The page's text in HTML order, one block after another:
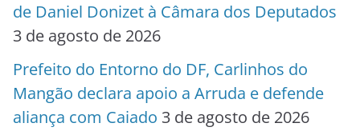
de Daniel Donizet à Câmara dos Deputados
3 de agosto de 2026
Prefeito do Entorno do DF, Carlinhos do
Mangão declara apoio a Arruda e defende
aliança com Caiado 3 de agosto de 2026